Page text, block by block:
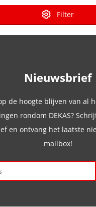
Filter
Nieuwsbrief
de hoogte blijven van al
rondom DEKAS?
en ontvang het laatste
mailbox!